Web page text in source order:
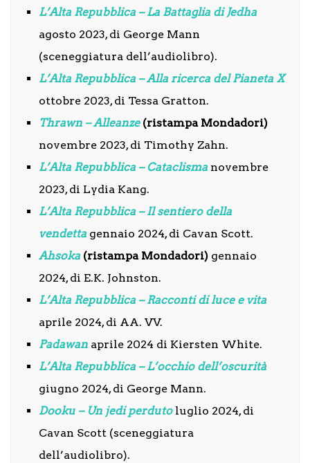
L’Alta Repubblica – La Battaglia di Jedha
agosto 2023, di George Mann
(sceneggiatura dell’audiolibro).
L’Alta Repubblica – Alla ricerca del Pianeta X
ottobre 2023, di Tessa Gratton.
Thrawn – Alleanze(ristampa Mondadori)
novembre 2023, di Timothy Zahn.
L’Alta Repubblica – Cataclisma novembre
2023, di Lydia Kang.
L’Alta Repubblica – Il sentiero della
vendetta gennaio 2024, di Cavan Scott.
Ahsoka (ristampa Mondadori) gennaio
2024, di E.K. Johnston.
L’Alta Repubblica – Racconti di luce e vita
aprile 2024, di AA. VV.
Padawan aprile 2024 di Kiersten White.
L’Alta Repubblica – L’occhio dell’oscurità
giugno 2024, di George Mann.
Dooku – Un jedi perduto luglio 2024, di
Cavan Scott (sceneggiatura
dell’audiolibro).